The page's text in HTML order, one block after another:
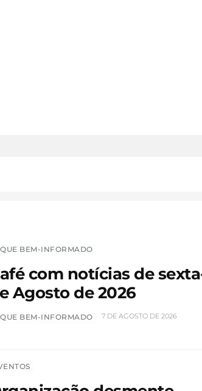
BEM-INFORMADO
com notícias de
Agosto de 2026
BEM-INFORMADO 7 DE AGOSTO DE 2026